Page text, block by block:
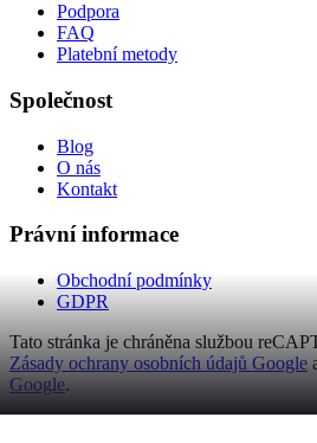
Podpora
FAQ
Platební metody
Společnost
Blog
O nás
Kontakt
Právní informace
Obchodní podmínky
GDPR
Tato stránka je chráněna službou
Zásady ochrany osobních údajů Google
Google.